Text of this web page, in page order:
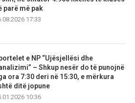
parë më pak
17:33
e NP “Ujësjellësi dhe
– Shkup nesër do të punojnë
ora 7:30 deri në 15:30, e mërkura
ditë jopune
10:36